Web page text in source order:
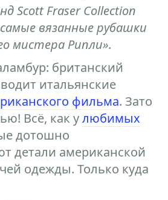
Scott Fraser Collection
вязанные рубашки
мистера Рипли».
британский
итальянские
фильма. Зато
Всё, как улюбимых
дотошно
детали американской
одежды. Только куда